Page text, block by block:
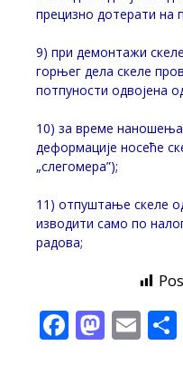
прецизно дотерати на
9) при демонтажи
горњег дела скеле
потпуности одвојена
10) за време
деформације носеће
„слегомера”);
11) отпуштање скеле
изводити само по
радова;
Facebook